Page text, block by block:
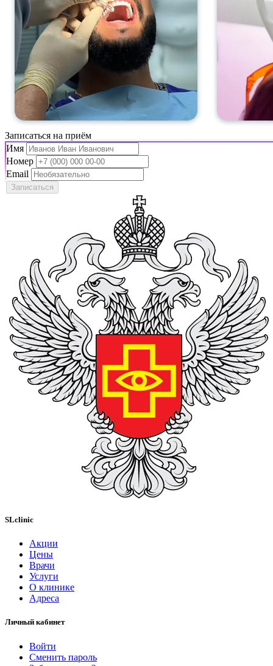
Записаться на приём
Имя
Номер
Email
Записаться
SLclinic
Акции
Цены
Врачи
Услуги
О клинике
Адреса
Личный кабинет
Войти
Сменить пароль